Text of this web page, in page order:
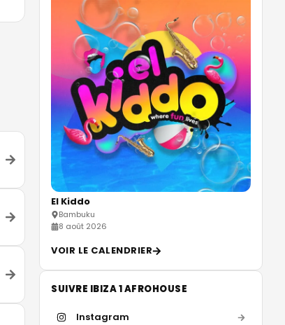
El Kiddo
Bambuku
8 août 2026
VOIR LE CALENDRIER
SUIVRE IBIZA 1 AFROHOUSE
Instagram